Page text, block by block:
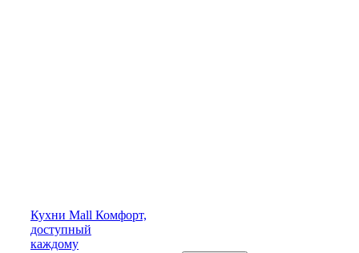
Кухни Mall Комфорт,
доступный
каждому